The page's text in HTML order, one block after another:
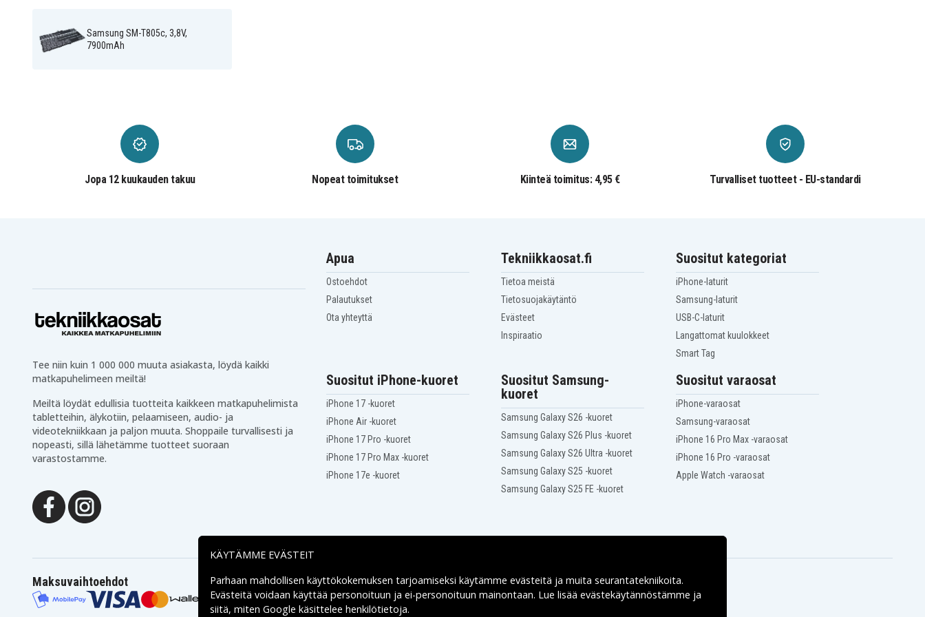
Samsung SM-T807
Samsung SM-T807T
Samsung SM-T805c, 3,8V,
7900mAh
Jopa 12 kuukauden takuu Nopeat toimitukset Kiinteä toimitus: 4,95 € Turvalliset tuotteet - EU-standardi
Tee niin kuin 1 000 000 muuta asiakasta, löydä kaikki
matkapuhelimeen meiltä!
Meiltä löydät edullisia tuotteita kaikkeen matkapuhelimista
tabletteihin, älykotiin, pelaamiseen, audio- ja
videotekniikkaan ja paljon muuta. Shoppaile turvallisesti ja
nopeasti, sillä lähetämme tuotteet suoraan
varastostamme.
Apua
Ostoehdot
Palautukset
Ota yhteyttä
Tekniikkaosat.fi
Tietoa meistä
Tietosuojakäytäntö
Evästeet
Inspiraatio
Suositut kategoriat
iPhone-laturit
Samsung-laturit
USB-C-laturit
Langattomat kuulokkeet
Smart Tag
Suositut iPhone-kuoret
iPhone 17 -kuoret
iPhone Air -kuoret
iPhone 17 Pro -kuoret
iPhone 17 Pro Max -kuoret
iPhone 17e -kuoret
Suositut Samsung-
kuoret
Samsung Galaxy S26 -kuoret
Samsung Galaxy S26 Plus -kuoret
Samsung Galaxy S26 Ultra -kuoret
Samsung Galaxy S25 -kuoret
Samsung Galaxy S25 FE -kuoret
Suositut varaosat
iPhone-varaosat
Samsung-varaosat
iPhone 16 Pro Max -varaosat
iPhone 16 Pro -varaosat
Apple Watch -varaosat
Maksuvaihtoehdot Toimitusvaihtoehdot
KÄYTÄMME EVÄSTEIT
Parhaan mahdollisen käyttökokemuksen tarjoamiseksi käytämme evästeitä ja muita seurantatekniikoita.
Evästeitä voidaan käyttää personoituun ja ei-personoituun mainontaan. Lue lisää evästekäytännöstämme ja
siitä, miten Google käsittelee henkilötietoja.